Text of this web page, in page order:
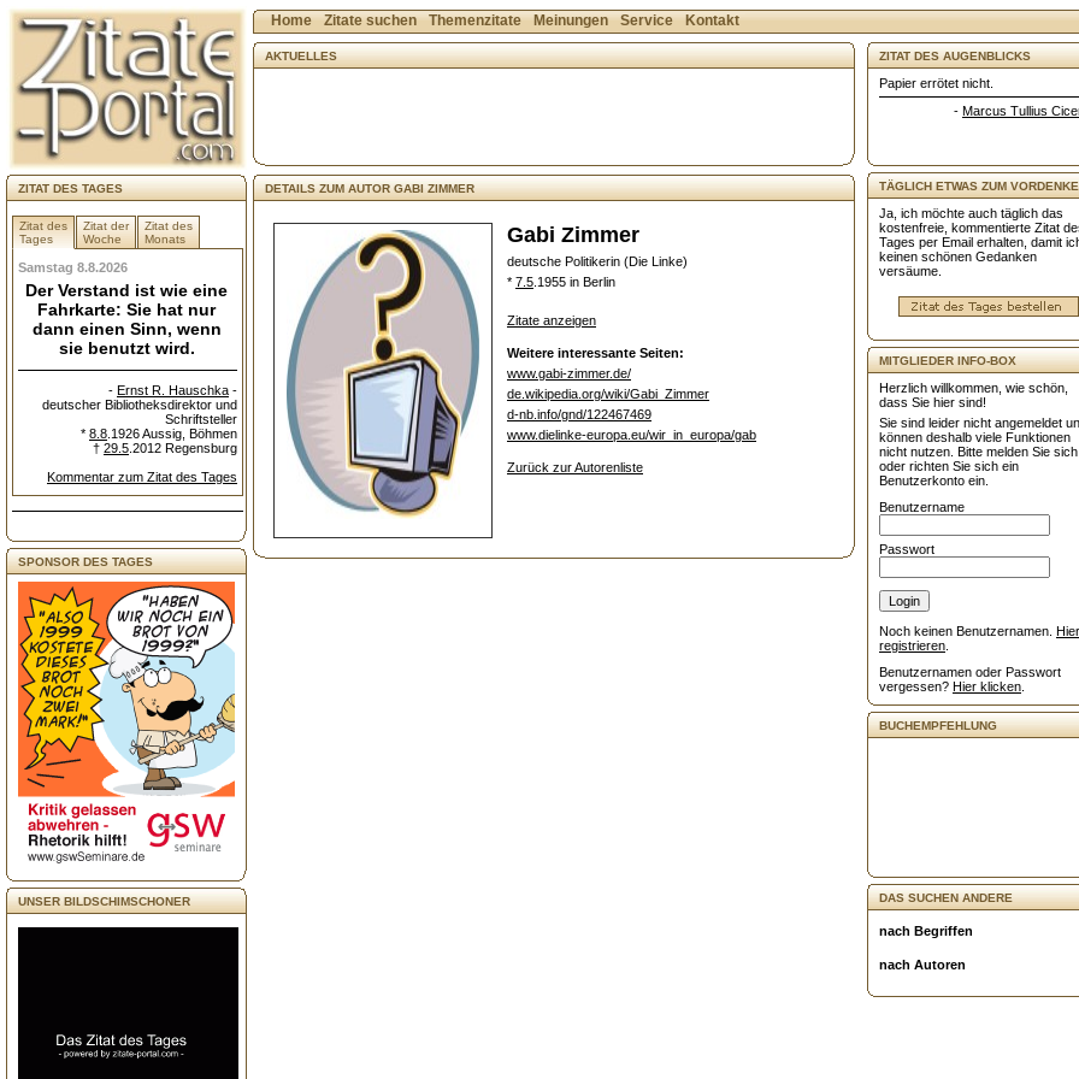
ZITAT DES TAGES
Zitat des
Tages
Zitat der
Woche
Zitat des
Monats
Samstag 8.8.2026
Der Verstand ist wie eine
Fahrkarte: Sie hat nur
dann einen Sinn, wenn
sie benutzt wird.
- Ernst R. Hauschka -
deutscher Bibliotheksdirektor und
Schriftsteller
* 8.8 .1926 Aussig, Böhmen
† 29.5 .2012 Regensburg
Kommentar zum Zitat des Tages
SPONSOR DES TAGES
UNSER BILDSCHIMSCHONER
ZITAT DES AUGENBLICKS
Papier errötet nicht.
- Marcus Tullius
TÄGLICH ETWAS ZUM
Ja, ich möchte auch täglich das
kostenfreie, kommentierte Zitat
Tages per Email erhalten, damit
keinen schönen Gedanken
versäume.
MITGLIEDER INFO-BOX
Herzlich willkommen, wie schön,
dass Sie hier sind!
Sie sind leider nicht angemeldet
können deshalb viele Funktionen
nicht nutzen. Bitte melden Sie
oder richten Sie sich ein
Benutzerkonto ein.
Benutzername
Passwort
Noch keinen Benutzernamen. Hier
registrieren
Benutzernamen oder Passwort
vergessen? Hier klicken
BUCHEMPFEHLUNG
DAS SUCHEN ANDERE
nach Begriffen
nach Autoren
Home Zitate suchen Themenzitate Meinungen Service Kontakt
AKTUELLES
DETAILS ZUM AUTOR GABI ZIMMER
Gabi Zimmer
deutsche Politikerin (Die Linke)
* 7.5 .1955 in Berlin
Zitate anzeigen
Weitere interessante Seiten:
www.gabi-zimmer.de/
de.wikipedia.org/wiki/Gabi_Zimmer
d-nb.info/gnd/122467469
www.dielinke-europa.eu/wir_in_europa/gab
Zurück zur Autorenliste